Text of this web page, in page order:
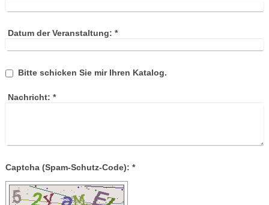
Datum der Veranstaltung: *
Bitte schicken Sie mir Ihren Katalog.
Nachricht: *
Captcha (Spam-Schutz-Code): *